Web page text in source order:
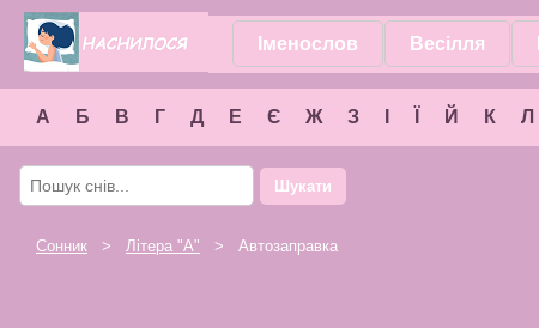
Іменослов Весілля
А Б В Г Д Е Є Ж З Й К Л
Шукати
Сонник > Літера "А" > Автозаправка